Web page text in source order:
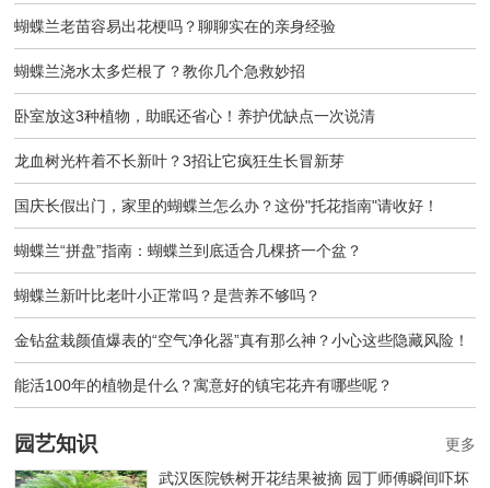
蝴蝶兰老苗容易出花梗吗？聊聊实在的亲身经验
蝴蝶兰浇水太多烂根了？教你几个急救妙招
卧室放这3种植物，助眠还省心！养护优缺点一次说清
龙血树光杵着不长新叶？3招让它疯狂生长冒新芽
国庆长假出门，家里的蝴蝶兰怎么办？这份"托花指南"请收好！
蝴蝶兰“拼盘”指南：蝴蝶兰到底适合几棵挤一个盆？
蝴蝶兰新叶比老叶小正常吗？是营养不够吗？
金钻盆栽颜值爆表的“空气净化器”真有那么神？小心这些隐藏风险！
能活100年的植物是什么？寓意好的镇宅花卉有哪些呢？
园艺知识
武汉医院铁树开花结果被摘 园丁师傅瞬间吓坏
更多